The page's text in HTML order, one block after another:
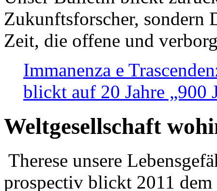
Zukunftsforscher, sondern
Zeit, die offene und
Immanenza e
blickt auf 20 Jahre „900
Weltgesellschaft
Therese unsere
prospectiv blickt 2011